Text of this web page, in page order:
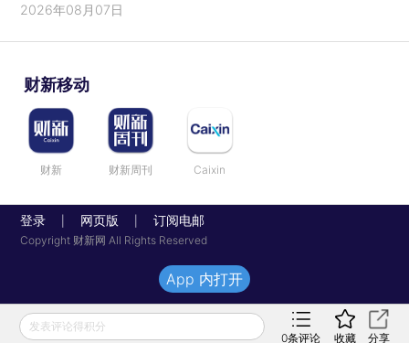
2026年08月07日
财新移动
财新 财新周刊 Caixin
登录 网页版 订阅电邮
Copyright 财新网 All Rights Reserved
发表评论得积分
0条评论 收藏 分享
App 内打开